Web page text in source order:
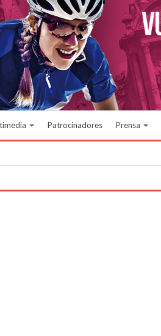
Patrocinadores Prensa